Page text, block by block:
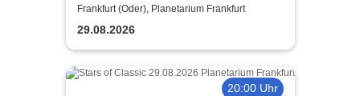
Schwerkraft
Frankfurt (Oder), Planetarium Frankfurt
29.08.2026
20:00 Uhr